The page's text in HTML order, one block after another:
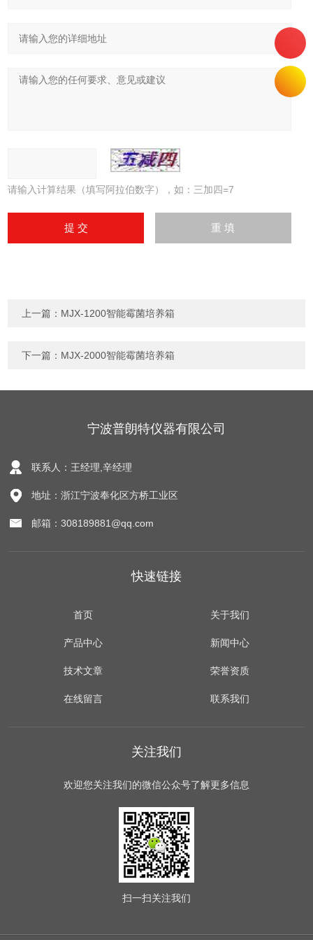
请输入计算结果（填写阿拉伯数字），如：三加四=7
上一篇： MJX-1200智能霉菌培养箱
下一篇： MJX-2000智能霉菌培养箱
宁波普朗特仪器有限公司
联系人：王经理,辛经理
地址：浙江宁波奉化区方桥工业区
邮箱：308189881@qq.com
快速链接
首页 关于我们
产品中心 新闻中心
技术文章 荣誉资质
在线留言 联系我们
关注我们
欢迎您关注我们的微信公众号了解更多信息
扫一扫关注我们